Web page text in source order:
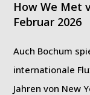
How We Met
Februar 2026
Auch Bochum
internationale
Jahren von New